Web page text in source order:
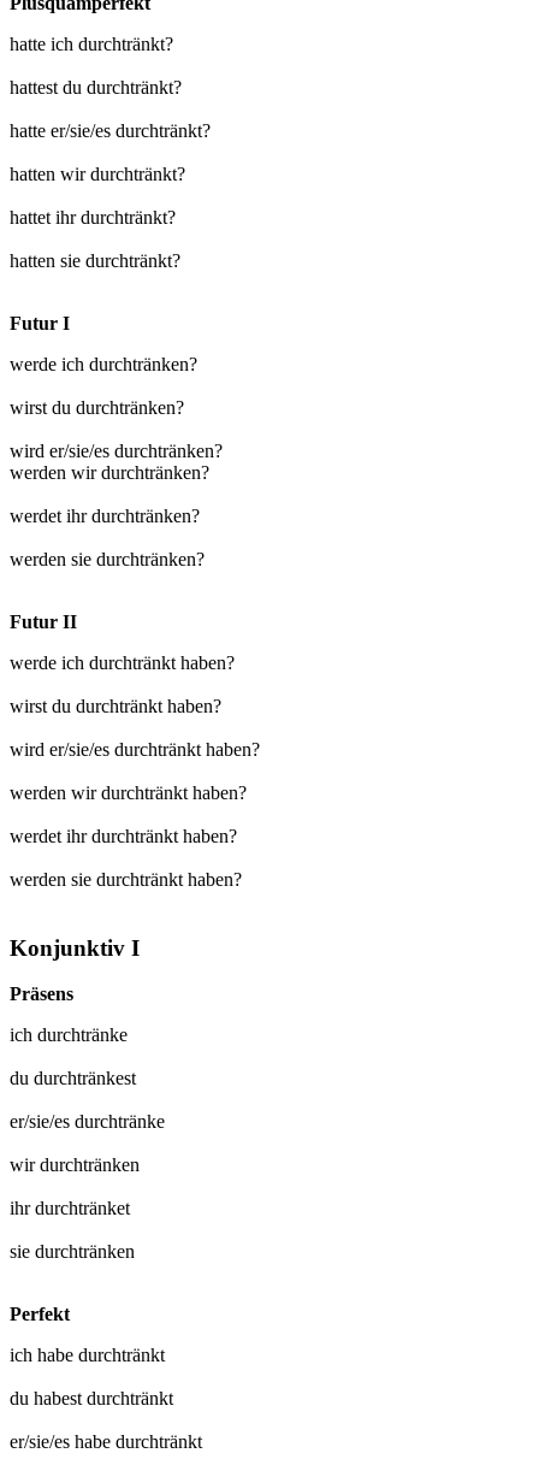
hatte ich durchtränkt?
hattest du durchtränkt?
hatte er/sie/es durchtränkt?
hatten wir durchtränkt?
hattet ihr durchtränkt?
hatten sie durchtränkt?
Futur I
werde ich durchtränken?
wirst du durchtränken?
wird er/sie/es durchtränken?
werden wir durchtränken?
werdet ihr durchtränken?
werden sie durchtränken?
Futur II
werde ich durchtränkt haben?
wirst du durchtränkt haben?
wird er/sie/es durchtränkt haben?
werden wir durchtränkt haben?
werdet ihr durchtränkt haben?
werden sie durchtränkt haben?
Konjunktiv I
Präsens
ich durchtränke
du durchtränkest
er/sie/es durchtränke
wirdurchtränken
ihrdurchtränket
sie durchtränken
Perfekt
ich habe durchtränkt
du habest durchtränkt
er/sie/es habe durchtränkt